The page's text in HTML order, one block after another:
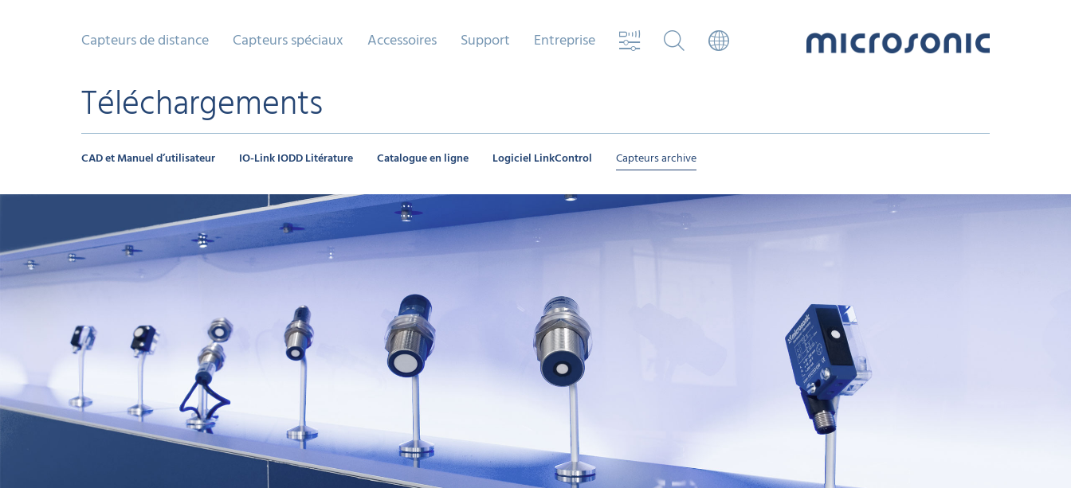
Capteurs de distance Capteurs spéciaux Accessoires Support Entreprise
Téléchargements
CAD et Manuel d’utilisateur IO-Link IODD Litérature Catalogue en ligne Logiciel LinkControl Capteurs archive